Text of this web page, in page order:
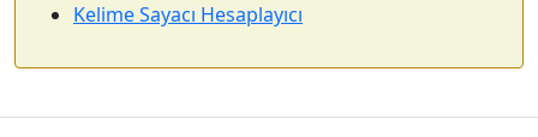
Kelime Sayacı Hesaplayıcı